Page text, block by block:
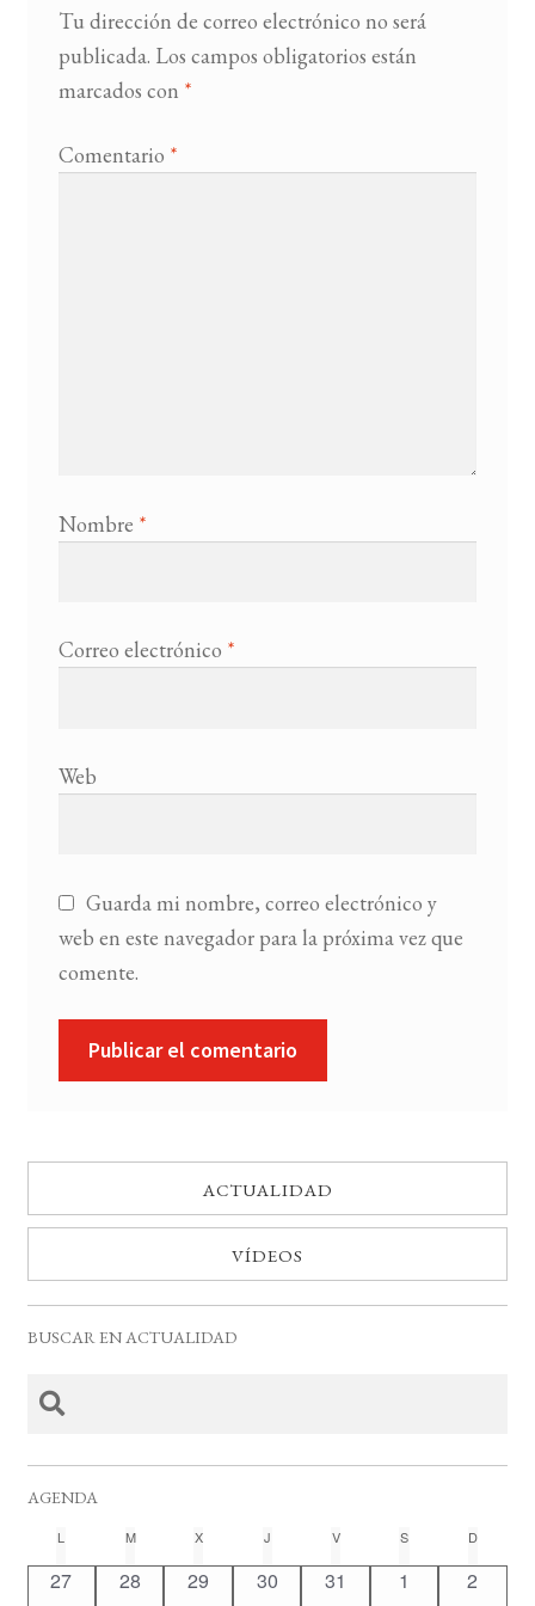
BUSCAR
Tu dirección de correo electrónico no será
publicada. Los campos obligatorios están
marcados con *
Comentario *
Nombre *
Correo electrónico *
Web
Guarda mi nombre, correo electrónico y
web en este navegador para la próxima vez que
comente.
ACTUALIDAD
VÍDEOS
BUSCAR EN ACTUALIDAD
AGENDA
a
L MMARTES XMIÉRCOLES
J VVIERNES SSÁBADO D
0
27
0
28
0
29
0
30
0
31
0
1
0
2